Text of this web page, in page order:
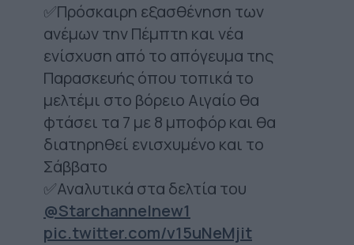
✅Πρόσκαιρη εξασθένηση των
ανέμων την Πέμπτη και νέα
ενίσχυση από το απόγευμα της
Παρασκευής όπου τοπικά το
μελτέμι στο βόρειο Αιγαίο θα
φτάσει τα 7 με 8 μποφόρ και θα
διατηρηθεί ενισχυμένο και το
Σάββατο
✅Αναλυτικά στα δελτία του
@Starchannelnew1
pic.twitter.com/v15uNeMjit